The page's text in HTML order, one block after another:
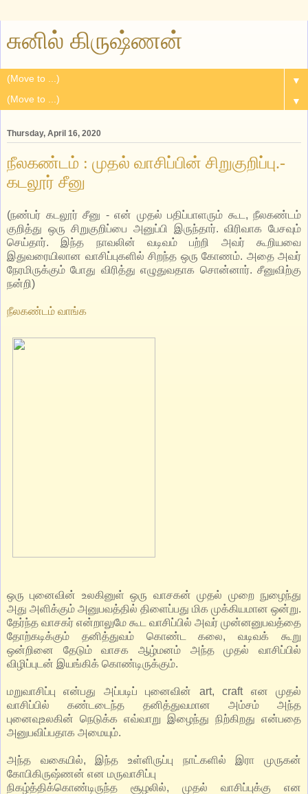
சுனில் கிருஷ்ணன்
▼
▼
Thursday, April 16, 2020
நீலகண்டம் : முதல் வாசிப்பின் சிறுகுறிப்பு.-
கடலூர் சீனு
(நண்பர் கடலூர் சீனு - என் முதல் பதிப்பாளரும் கூட, நீலகண்டம்
குறித்து ஒரு சிறுகுறிப்பை அனுப்பி இருந்தார். விரிவாக பேசவும்
செய்தார். இந்த நாவலின் வடிவம் பற்றி அவர் கூறியவை
இதுவரையிலான வாசிப்புகளில் சிறந்த ஒரு கோணம். அதை அவர்
நேரமிருக்கும் போது விரித்து எழுதுவதாக சொன்னார். சீனுவிற்கு
நன்றி)
நீலகண்டம் வாங்க
ஒரு புனைவின் உலகினுள் ஒரு வாசகன் முதல் முறை நுழைந்து
அது அளிக்கும் அனுபவத்தில் திளைப்பது மிக முக்கியமான ஒன்று.
தேர்ந்த வாசகர் என்றாலுமே கூட வாசிப்பில் அவர் முன்னனுபவத்தை
தோற்கடிக்கும் தனித்துவம் கொண்ட கலை, வடிவக் கூறு
ஒன்றினை தேடும் வாசக ஆழ்மனம் அந்த முதல் வாசிப்பில்
விழிப்புடன் இயங்கிக் கொண்டிருக்கும்.
மறுவாசிப்பு என்பது அப்படிப் புனைவின் art, craft என முதல்
வாசிப்பில் கண்டடைந்த தனித்துவமான அம்சம் அந்த
புனைவுஉலகின் நெடுக்க எவ்வாறு இழைந்து நிற்கிறது என்பதை
அனுபவிப்பதாக அமையும்.
அந்த வகையில், இந்த உள்ளிருப்பு நாட்களில் இரா முருகன்
கோபிகிருஷ்ணன் என மருவாசிப்பு
நிகழ்த்திக்கொண்டிருந்த சூழலில், முதல் வாசிப்புக்கு என